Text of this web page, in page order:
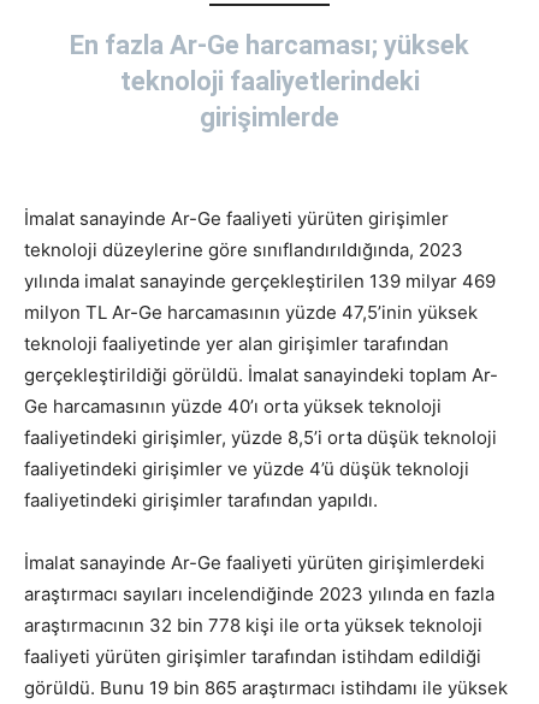
En fazla Ar-Ge harcaması; yüksek
teknoloji faaliyetlerindeki
girişimlerde
İmalat sanayinde Ar-Ge faaliyeti yürüten girişimler
teknoloji düzeylerine göre sınıflandırıldığında, 2023
yılında imalat sanayinde gerçekleştirilen 139 milyar 469
milyon TL Ar-Ge harcamasının yüzde 47,5’inin yüksek
teknoloji faaliyetinde yer alan girişimler tarafından
gerçekleştirildiği görüldü. İmalat sanayindeki toplam Ar-
Ge harcamasının yüzde 40’ı orta yüksek teknoloji
faaliyetindeki girişimler, yüzde 8,5’i orta düşük teknoloji
faaliyetindeki girişimler ve yüzde 4’ü düşük teknoloji
faaliyetindeki girişimler tarafından yapıldı.
İmalat sanayinde Ar-Ge faaliyeti yürüten girişimlerdeki
araştırmacı sayıları incelendiğinde 2023 yılında en fazla
araştırmacının 32 bin 778 kişi ile orta yüksek teknoloji
faaliyeti yürüten girişimler tarafından istihdam edildiği
görüldü. Bunu 19 bin 865 araştırmacı istihdamı ile yüksek